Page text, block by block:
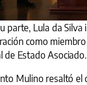
parte, Lula da
como
de Estado Asociado.
Mulino resaltó el